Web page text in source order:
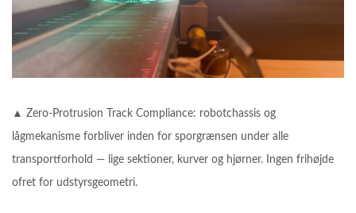
▲ Zero-Protrusion Track Compliance: robotchassis og
lågmekanisme forbliver inden for sporgrænsen under alle
transportforhold — lige sektioner, kurver og hjørner. Ingen frihøjde
ofret for udstyrsgeometri.